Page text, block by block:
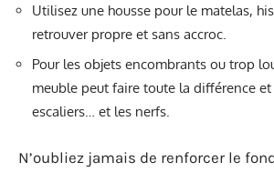
Utilisez une housse pour le matelas,
retrouver propre et sans accroc.
Pour les objets encombrants ou trop
meuble peut faire toute la différence
escaliers… et les nerfs.
N’oubliez jamais de renforcer le